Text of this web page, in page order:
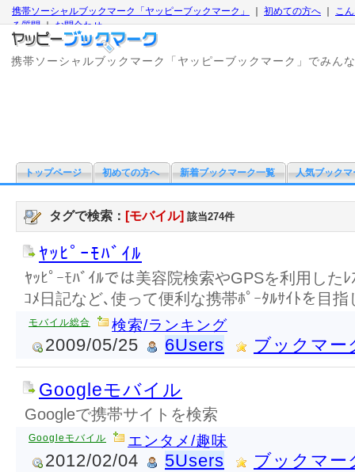
携帯ソーシャルブックマーク「ヤッピーブックマーク」 初めての方へ
こ
る質問｜お問合わせ
携帯ソーシャルブックマーク「ヤッピーブックマーク」でみん
トップページ 初めての方へ 新着ブックマーク一覧 人気ブックマ
タグで検索： [モバイル] 該当274件
ﾔｯﾋﾟｰﾓﾊﾞｲﾙ
ﾔｯﾋﾟｰﾓﾊﾞｲﾙでは美容院検索やGPSを利用したﾚ
ｺﾒ日記など､使って便利な携帯ﾎﾟｰﾀﾙｻｲﾄを目指
モバイル総合 検索/ランキング
2009/05/25 6Users ブックマー
Googleモバイル
Googleで携帯サイトを検索
Googleモバイル エンタメ/趣味
2012/02/04 5Users ブックマー